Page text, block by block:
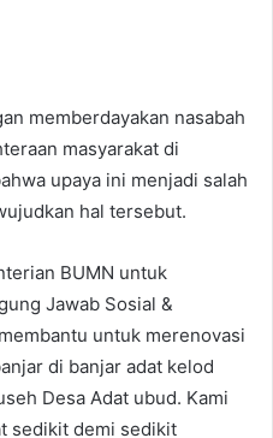
memberdayakan nasabah
masyarakat di
upaya ini menjadi salah
hal tersebut.
BUMN untuk
Jawab Sosial &
untuk merenovasi
di banjar adat kelod
Desa Adat ubud. Kami
sedikit demi sedikit